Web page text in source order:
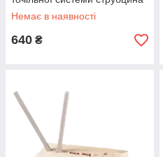
Немає в наявності
640 ₴